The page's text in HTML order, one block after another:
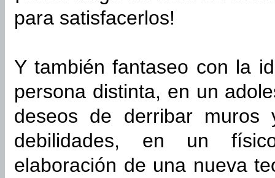
para satisfacerlos!
Y también fantaseo con la
persona distinta, en un
deseos de derribar muros
debilidades, en un
elaboración de una nueva